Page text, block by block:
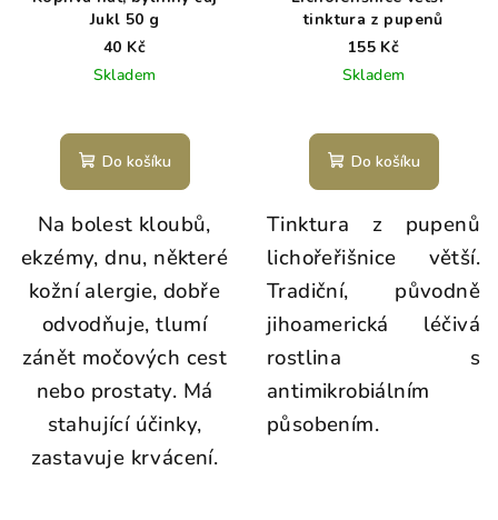
Jukl 50 g
40 Kč
Skladem
Do košíku
Na bolest kloubů,
ekzémy, dnu, některé
kožní alergie, dobře
odvodňuje, tlumí
zánět močových cest
nebo prostaty. Má
stahující účinky,
zastavuje krvácení.
tinktura z pupenů
155 Kč
Skladem
Do košíku
Tinktura z pupenů
lichořeřišnice větší.
Tradiční, původně
jihoamerická léčivá
rostlina s
antimikrobiálním
působením.